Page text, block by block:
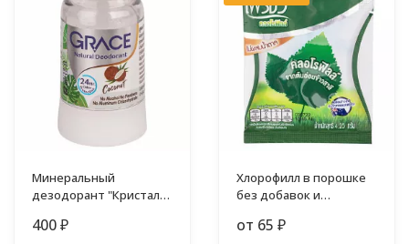
Минеральный
дезодорант "Кристалл"
400 ₽
Хлорофилл в порошке
без добавок и
от 65 ₽